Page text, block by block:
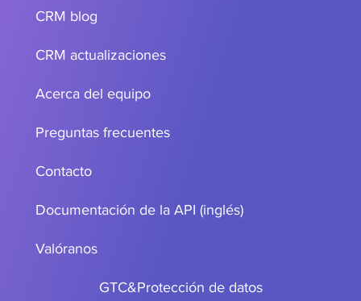
CRM blog
CRM actualizaciones
Acerca del equipo
Preguntas frecuentes
Contacto
Documentación de la API (inglés)
Valóranos
GTC&Protección de datos